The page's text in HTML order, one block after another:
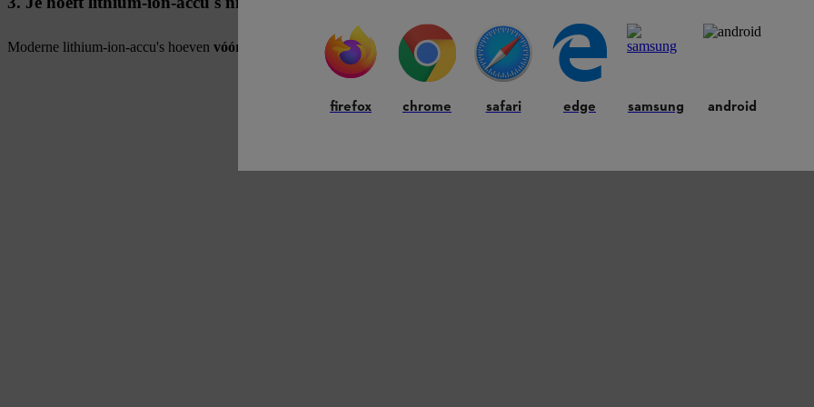
Moderne lithium-ion-accu's hoeven vóór het eerste gebruik slechts tot 80% opgeladente worden – dit duurt afhankelijk van de accu
firefox chrome safari edge samsung android